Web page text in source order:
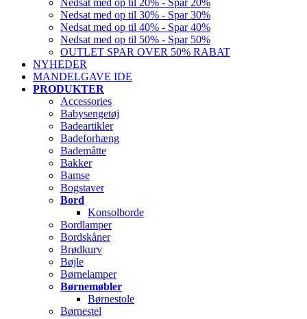
Nedsat med op til 20% - Spar 20%
Nedsat med op til 30% - Spar 30%
Nedsat med op til 40% - Spar 40%
Nedsat med op til 50% - Spar 50%
OUTLET SPAR OVER 50% RABAT
NYHEDER
MANDELGAVE IDE
PRODUKTER
Accessories
Babysengetøj
Badeartikler
Badeforhæng
Bademåtte
Bakker
Bamse
Bogstaver
Bord
Konsolborde
Bordlamper
Bordskåner
Brødkurv
Bøjle
Børnelamper
Børnemøbler
Børnestole
Børnestel